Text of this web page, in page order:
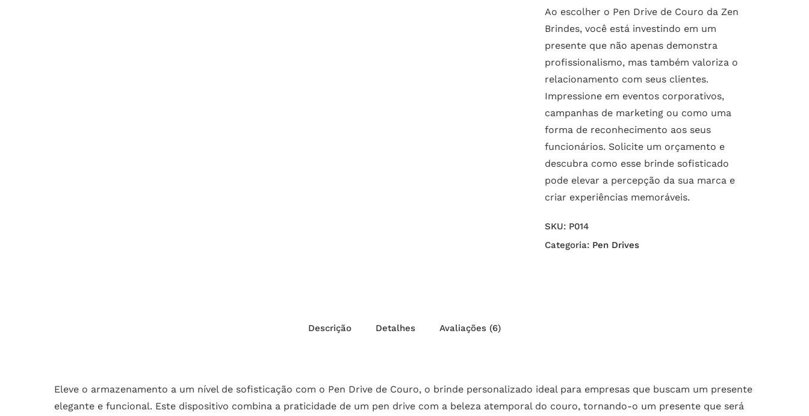
Ao escolher o Pen Drive de Couro da Zen
Brindes, você está investindo em um
presente que não apenas demonstra
profissionalismo, mas também valoriza o
relacionamento com seus clientes.
Impressione em eventos corporativos,
campanhas de marketing ou como uma
forma de reconhecimento aos seus
funcionários. Solicite um orçamento e
descubra como esse brinde sofisticado
pode elevar a percepção da sua marca e
criar experiências memoráveis.
SKU: P014
Categoria: Pen Drives
Descrição Detalhes Avaliações (6)
Eleve o armazenamento a um nível de sofisticação com o Pen Drive de Couro, o brinde personalizado ideal para empresas que buscam um presente
elegante e funcional. Este dispositivo combina a praticidade de um pen drive com a beleza atemporal do couro, tornando-o um presente que será